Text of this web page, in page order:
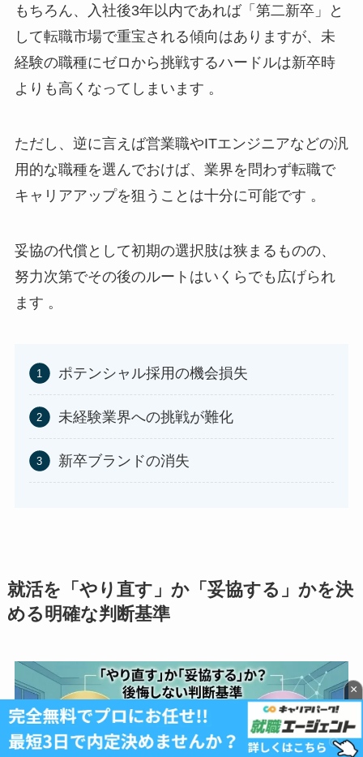
もちろん、入社後3年以内であれば「第二新卒」と
して転職市場で重宝される傾向はありますが、未
経験の職種にゼロから挑戦するハードルは新卒時
よりも高くなってしまいます 。
ただし、逆に言えば営業職やITエンジニアなどの汎
用的な職種を選んでおけば、業界を問わず転職で
キャリアアップを狙うことは十分に可能です 。
妥協の代償として初期の選択肢は狭まるものの、
努力次第でその後のルートはいくらでも広げられ
ます 。
ポテンシャル採用の機会損失
未経験業界への挑戦が難化
新卒ブランドの消失
就活を「やり直す」か「妥協する」かを決
める明確な判断基準
×